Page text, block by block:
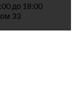
до 18:00
33